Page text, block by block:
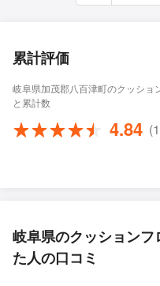
累計評価
岐阜県加茂郡八百津町のクッショ
と累計数
4.84
岐阜県のクッション
た人の口コミ